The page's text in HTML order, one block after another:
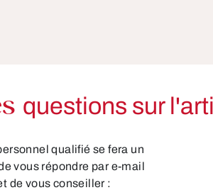
questions sur
qualifié se fera un
vous répondre par e-mail
de vous conseiller :